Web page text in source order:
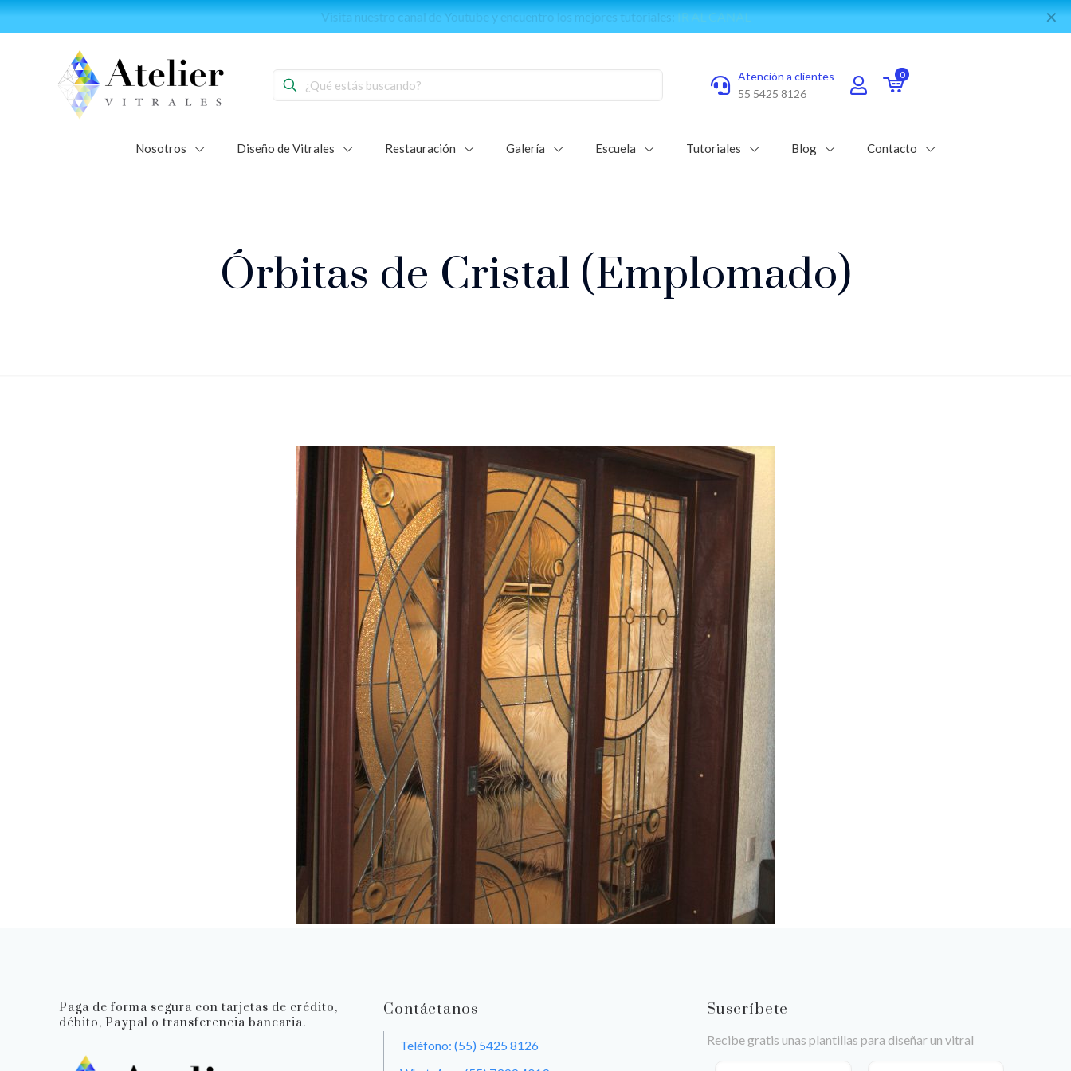
Forma parte de nuestra comunidad mundial de vitralistas:Únete al grupo de WhatsApp ✕
Atención a clientes
55 5425 8126
0
Nosotros Diseño de Vitrales Restauración Galería Escuela Tutoriales Blog Contacto
Órbitas de Cristal (Emplomado)
Paga de forma segura con tarjetas de crédito,
débito, Paypal o transferencia bancaria.
Contáctanos
Teléfono: (55) 5425 8126
Suscríbete
Recibe gratis unas plantillas para diseñar un vitral